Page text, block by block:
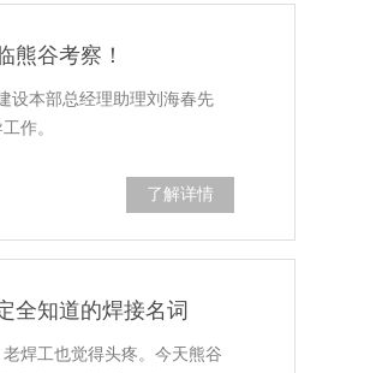
熊谷考察！
设本部总经理助理刘海春先
作。
了解详情
全知道的焊接名词
焊工也觉得头疼。今天熊谷